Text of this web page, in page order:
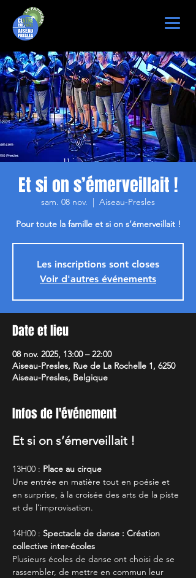
Et si on s’émerveillait !
sam. 08 nov.
  |
Aiseau-Presles
Pour toute la famille et si on s’émerveillait !
Les inscriptions sont closes
Voir d'autres événements
Date et lieu
08 nov. 2025, 13:00 – 22:00
Aiseau-Presles, Rue de La Rochelle 1, 6250
Aiseau-Presles, Belgique
Infos de l'événement
Et si on s’émerveillait !
13H00 : Place au cirque
Une entrée en matière tout en poésie et
en surprise, à la croisée des arts de la piste
et de l’improvisation.
14H00 : Spectacle de danse : Création
collective inter-écoles
Plusieurs écoles de danse ont choisi de se
rassembler, de mettre en commun leur